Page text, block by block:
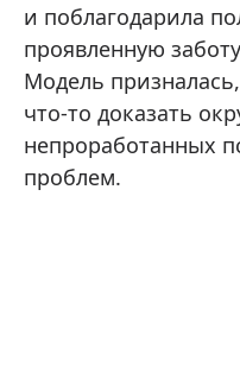
и поблагодарила
проявленную
Модель
что-то доказать
непроработанных
проблем.